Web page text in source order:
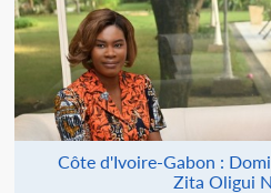
Côte d'Ivoire-Gabon :
Zita Oligui